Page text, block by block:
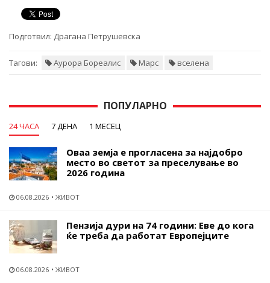
Подготвил: Драгана Петрушевска
Тагови: Аурора Бореалис Марс вселена
ПОПУЛАРНО
24 ЧАСА 7 ДЕНА 1 МЕСЕЦ
Оваа земја е прогласена за најдобро
место во светот за преселување во
2026 година
06.08.2026 ЖИВОТ
Пензија дури на 74 години: Еве до кога
ќе треба да работат Европејците
06.08.2026 ЖИВОТ